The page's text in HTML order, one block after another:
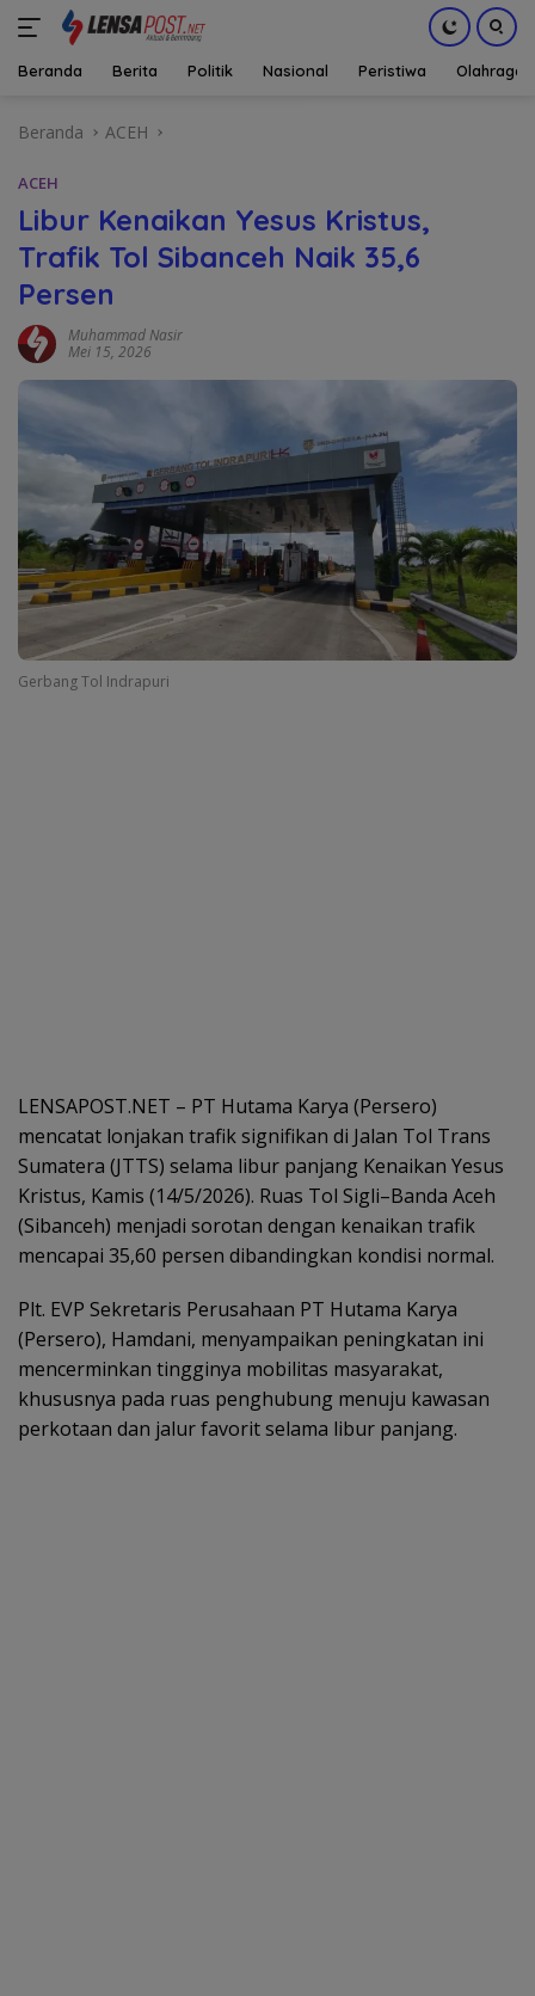
Beranda Berita Politik Nasional Peristiwa Olahraga
Beranda ACEH
ACEH
Libur Kenaikan Yesus Kristus,
Trafik Tol Sibanceh Naik 35,6
Persen
Muhammad Nasir
Mei 15, 2026
Gerbang Tol Indrapuri
LENSAPOST.NET – PT Hutama Karya (Persero)
mencatat lonjakan trafik signifikan di Jalan Tol Trans
Sumatera (JTTS) selama libur panjang Kenaikan Yesus
Kristus, Kamis (14/5/2026). Ruas Tol Sigli–Banda Aceh
(Sibanceh) menjadi sorotan dengan kenaikan trafik
mencapai 35,60 persen dibandingkan kondisi normal.
Plt. EVP Sekretaris Perusahaan PT Hutama Karya
(Persero), Hamdani, menyampaikan peningkatan ini
mencerminkan tingginya mobilitas masyarakat,
khususnya pada ruas penghubung menuju kawasan
perkotaan dan jalur favorit selama libur panjang.